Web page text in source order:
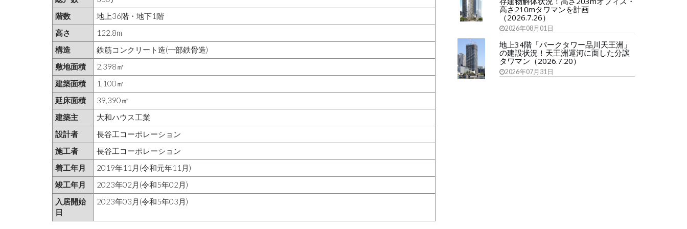
階数
地上36階・地下1階
高さ
122.8m
構造
鉄筋コンクリート造(一部鉄骨造)
敷地面積
2,398㎡
建築面積
1,100㎡
延床面積
39,390㎡
建築主
大和ハウス工業
設計者
長谷工コーポレーション
施工者
長谷工コーポレーション
着工年月
2019年11月(令和元年11月)
竣工年月
2023年02月(令和5年02月)
入居開始
日
2023年03月(令和5年03月)
高さ210mタワマンを計画
（2026.7.26）
2026年08月01日
地上34階「パークタワー品川天王洲」
の建設状況！天王洲運河に面した分譲
タワマン（2026.7.20）
2026年07月31日